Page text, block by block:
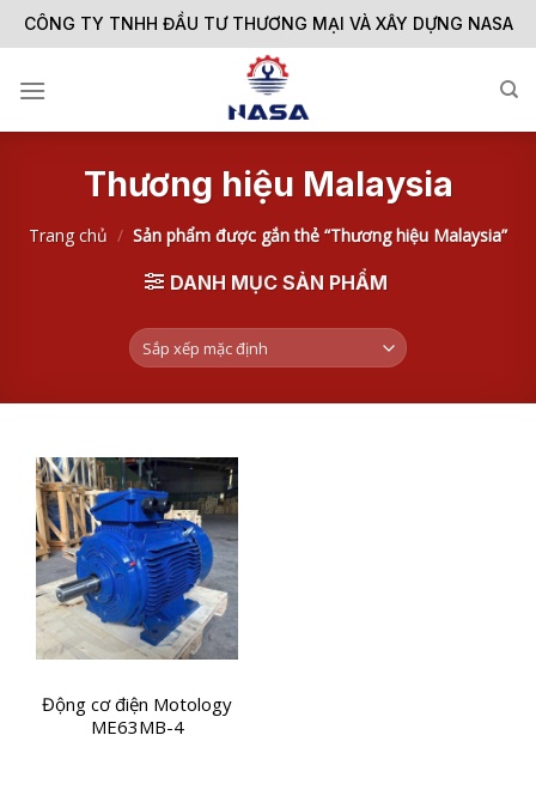
Skip
to
CÔNG TY TNHH ĐẦU TƯ THƯƠNG MẠI VÀ XÂY DỰNG NASA
Thương hiệu Malaysia
Trang chủ / Sản phẩm được gắn thẻ “Thương hiệu Malaysia”
DANH MỤC SẢN PHẨM
Động cơ điện Motology
ME63MB-4